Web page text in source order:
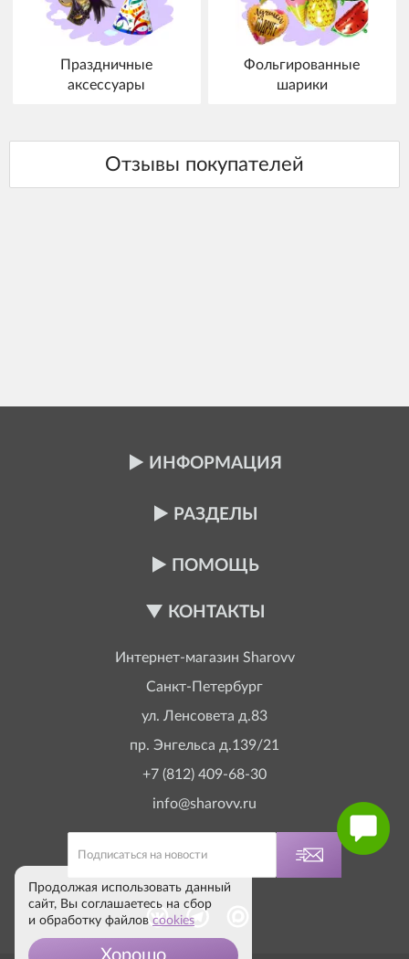
Праздничные
аксессуары
Фольгированные
шарики
ИНФОРМАЦИЯ
РАЗДЕЛЫ
ПОМОЩЬ
КОНТАКТЫ
Интернет-магазин Sharovv
Санкт-Петербург
ул. Ленсовета д.83
пр. Энгельса д.139/21
+7 (812) 409-68-30
info@sharovv.ru
Продолжая использовать данный
сайт, Вы соглашаетесь на сбор
и обработку файлов cookies
Хорошо